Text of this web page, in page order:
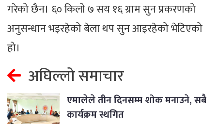
गरेको छैन। ६० किलो ७ सय १६ ग्राम सुन प्रकरणको
अनुसन्धान भइरहेको बेला थप सुन आइरहेको भेटिएको
हो।
अघिल्लो समाचार
एमालेले तीन दिनसम्म शोक मनाउने, सबै
कार्यक्रम स्थगित